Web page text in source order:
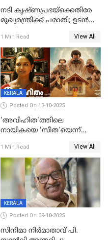
നടി കൃഷ്ണപ്രഭയ്‌ക്കെതിരേ
മുഖ്യമന്ത്രിക്ക് പരാതി; ഉടൻ
പരാതിയിൽ
1 Min Read View All
KERALA
Posted On 13-10-2025
'അവിഹിത'ത്തിലെ
നായികയെ 'സീത'യെന്ന്
ബോർഡ്
1 Min Read View All
KERALA
Posted On 09-10-2025
സിനിമാ നിർമാതാവ് പി.